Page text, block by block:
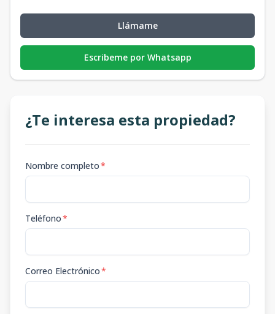
Llámame
Escribeme por Whatsapp
¿Te interesa esta propiedad?
Nombre completo*
Teléfono*
Correo Electrónico*